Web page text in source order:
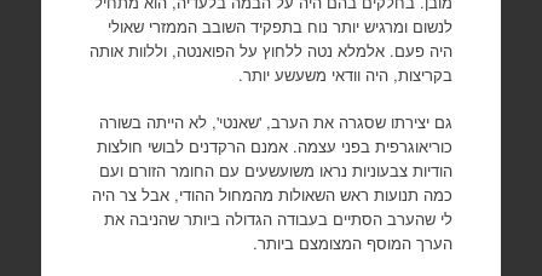
לנשום ומרגיש יותר נוח בתפקיד השובב הממזרי שאולי
היה פעם. אלמלא נטה ללחוץ על הפואנטה, וללוות אותה
בקריצות, היה וודאי משעשע יותר.
גם יצירתו שסגרה את הערב, 'שאנטי', לא הייתה בשורה
כוריאוגרפית בפני עצמה. אמנם הרקדנים לבושי חולצות
הודיות צבעוניות נראו משועשעים עם החומר הזורם ועם
כמה תנועות ראש השאולות מהמחול ההודי, אבל צר היה
לי שהערב הסתיים בעבודה הגדולה ביותר שהניבה את
הערך המוסף המצומצם ביותר.